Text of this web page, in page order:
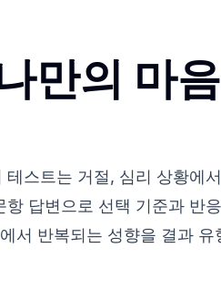
만의 마
스트는 거절, 심리 상황에
답변으로 선택 기준과 반
서 반복되는 성향을 결과 유